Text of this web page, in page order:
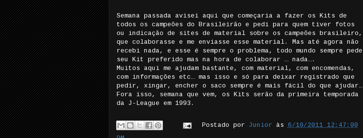
Semana passada avisei aqui que começaria a fazer os Kits de
todos os campeões do Brasileirão e pedi para quem tiver fotos
ou indicação de sites de material sobre os campeões brasileiro,
que colaborasse e me enviasse esse material. Mas até agora não
recebi nada, e esse é sempre o problema, todo mundo sempre pede
seu Kit preferido mas na hora de colaborar … nada….
Muitos aqui me ajudam bastante, com material, com encomendas,
com informações etc… mas isso e só para deixar registrado que
pedir, xingar, encher o saco sempre é mais fácil do que ajudar…
Fora isso, semana que vem, os Kits serão da primeira temporada
da J-League em 1993.
Postado por Junior às 6/10/2011 12:47:00